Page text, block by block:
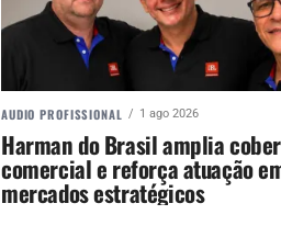
AUDIO PROFISSIONAL 1 ago 2026
Harman do Brasil amplia
comercial e reforça atuação
mercados estratégicos